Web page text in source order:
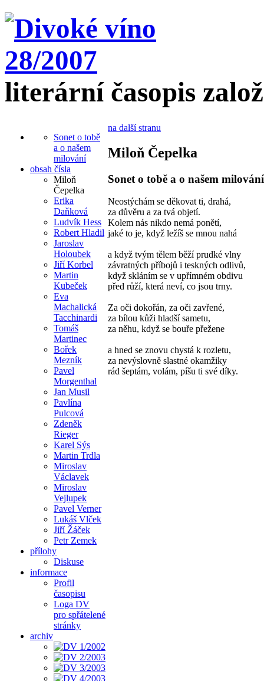
literární časopis
Sonet o tobě
a o našem
milování
obsah čísla
Miloň
Čepelka
Erika
Daňková
Ludvík Hess
Robert Hladil
Jaroslav
Holoubek
Jiří Korbel
Martin
Kubeček
Eva
Machalická
Tacchinardi
Tomáš
Martinec
Bořek
Mezník
Pavel
Morgenthal
Jan Musil
Pavlína
Pulcová
Zdeněk
Rieger
Karel Sýs
Martin Trdla
Miroslav
Václavek
Miroslav
Vejlupek
Pavel Verner
Lukáš Vlček
Jiří Žáček
Petr Zemek
přílohy
Diskuse
informace
Profil
časopisu
Loga DV
pro spřátelené
stránky
archiv
na další stranu
Miloň Čepelka
Sonet o tobě a o našem milování
Neostýchám se děkovat ti, drahá,
za důvěru a za tvá objetí.
Kolem nás nikdo nemá ponětí,
jaké to je, když ležíš se mnou nahá
a když tvým tělem běží prudké vlny
závratných příbojů i teskných odlivů,
když skláním se v upřímném obdivu
před růží, která neví, co jsou trny.
Za oči dokořán, za oči zavřené,
za bílou kůži hladší sametu,
za něhu, když se bouře přežene
a hned se znovu chystá k rozletu,
za nevýslovně slastné okamžiky
rád šeptám, volám, píšu ti své díky.